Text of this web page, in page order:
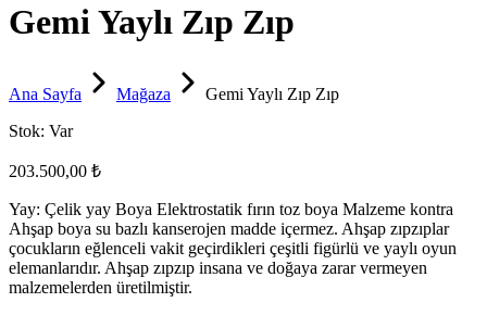
Gemi Yaylı Zıp Zıp
Ana Sayfa Mağaza
Gemi Yaylı Zıp Zıp
Stok: Var
203.500,00 ₺
Yay: Çelik yay Boya Elektrostatik fırın toz boya Malzeme kontra
Ahşap boya su bazlı kanserojen madde içermez. Ahşap zıpzıplar
çocukların eğlenceli vakit geçirdikleri çeşitli figürlü ve yaylı oyun
elemanlarıdır. Ahşap zıpzıp insana ve doğaya zarar vermeyen
malzemelerden üretilmiştir.